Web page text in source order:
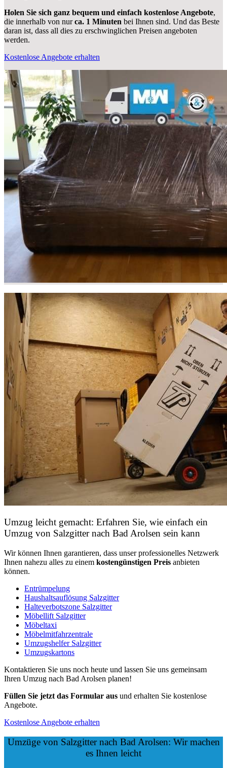
Holen Sie sich ganz bequem und einfach kostenlose Angebote,
die innerhalb von nurca. 1 Minuten bei Ihnen sind. Und das Beste
daran ist, dass all dies zu erschwinglichen Preisen angeboten
werden.
Kostenlose Angebote erhalten
Umzug leicht gemacht: Erfahren Sie, wie einfach ein
Umzug von Salzgitter nach Bad Arolsen sein kann
Wir können Ihnen garantieren, dass unser professionelles Netzwerk
Ihnen nahezu alles zu einem kostengünstigen Preis anbieten
können.
Entrümpelung
Haushaltsauflösung Salzgitter
Halteverbotszone Salzgitter
Möbellift Salzgitter
Möbeltaxi
Möbelmitfahrzentrale
Umzugshelfer Salzgitter
Umzugskartons
Kontaktieren Sie uns noch heute und lassen Sie uns gemeinsam
Ihren Umzug nach Bad Arolsen planen!
Füllen Sie jetzt das Formular aus und erhalten Sie kostenlose
Angebote.
Kostenlose Angebote erhalten
Umzüge von Salzgitter nach Bad Arolsen: Wir machen
es Ihnen leicht